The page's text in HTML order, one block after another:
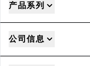
产品系列
公司信息